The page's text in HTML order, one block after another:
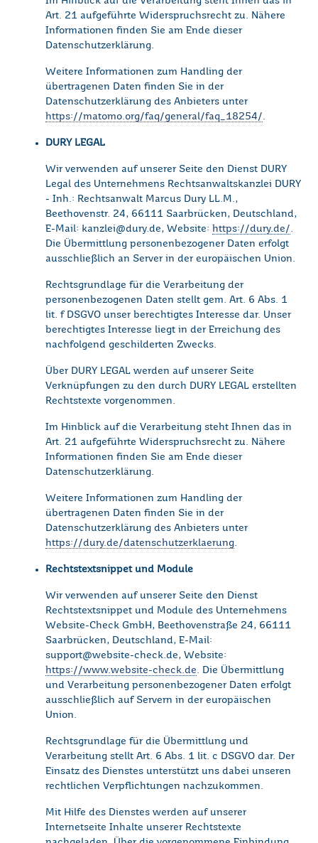
Art. 21 aufgeführte Widerspruchsrecht zu. Nähere
Informationen finden Sie am Ende dieser
Datenschutzerklärung.
Weitere Informationen zum Handling der
übertragenen Daten finden Sie in der
Datenschutzerklärung des Anbieters unter
https://matomo.org/faq/general/faq_18254/.
DURY LEGAL
Wir verwenden auf unserer Seite den Dienst DURY
Legal des Unternehmens Rechtsanwaltskanzlei DURY
- Inh.: Rechtsanwalt Marcus Dury LL.M.,
Beethovenstr. 24, 66111 Saarbrücken, Deutschland,
E-Mail: kanzlei@dury.de, Website: https://dury.de/.
Die Übermittlung personenbezogener Daten erfolgt
ausschließlich an Server in der europäischen Union.
Rechtsgrundlage für die Verarbeitung der
personenbezogenen Daten stellt gem. Art. 6 Abs. 1
lit. f DSGVO unser berechtigtes Interesse dar. Unser
berechtigtes Interesse liegt in der Erreichung des
nachfolgend geschilderten Zwecks.
Über DURY LEGAL werden auf unserer Seite
Verknüpfungen zu den durch DURY LEGAL erstellten
Rechtstexte vorgenommen.
Im Hinblick auf die Verarbeitung steht Ihnen das in
Art. 21 aufgeführte Widerspruchsrecht zu. Nähere
Informationen finden Sie am Ende dieser
Datenschutzerklärung.
Weitere Informationen zum Handling der
übertragenen Daten finden Sie in der
Datenschutzerklärung des Anbieters unter
https://dury.de/datenschutzerklaerung.
Rechtstextsnippet und Module
Wir verwenden auf unserer Seite den Dienst
Rechtstextsnippet und Module des Unternehmens
Website-Check GmbH, Beethovenstraße 24, 66111
Saarbrücken, Deutschland, E-Mail:
support@website-check.de, Website:
https://www.website-check.de. Die Übermittlung
und Verarbeitung personenbezogener Daten erfolgt
ausschließlich auf Servern in der europäischen
Union.
Rechtsgrundlage für die Übermittlung und
Verarbeitung stellt Art. 6 Abs. 1 lit. c DSGVO dar. Der
Einsatz des Dienstes unterstützt uns dabei unseren
rechtlichen Verpflichtungen nachzukommen.
Mit Hilfe des Dienstes werden auf unserer
Internetseite Inhalte unserer Rechtstexte